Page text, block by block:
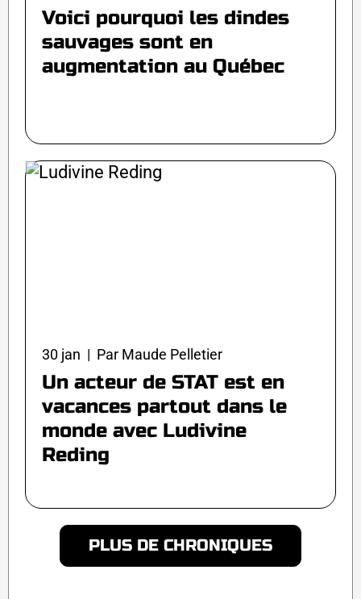
Voici pourquoi les dindes
sauvages sont en
augmentation au Québec
30 jan | Par Maude Pelletier
Un acteur de STAT est en
vacances partout dans le
monde avec Ludivine
Reding
PLUS DE CHRONIQUES